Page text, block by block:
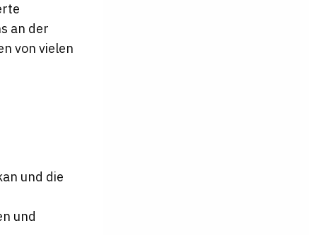
an der
von vielen
und die
und